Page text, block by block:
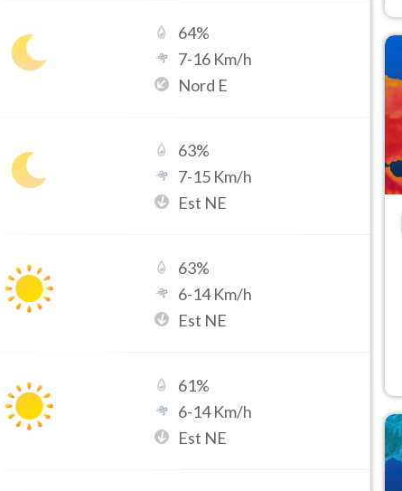
64%
7-16 Km/h
Nord E
63%
7-15 Km/h
Est NE
63%
6-14Km/h
Est NE
61%
6-14Km/h
Est NE